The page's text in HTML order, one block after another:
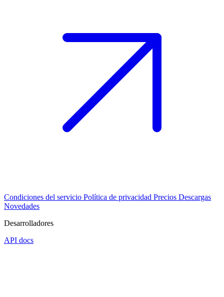
Condiciones del servicio Política de privacidad Precios Descargas
Novedades
Desarrolladores
API docs